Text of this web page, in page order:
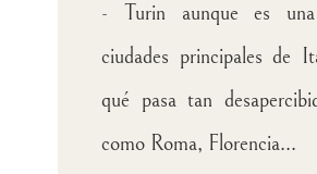
- Turin aunque es
ciudades principales de
qué pasa tan
como Roma, Florencia...